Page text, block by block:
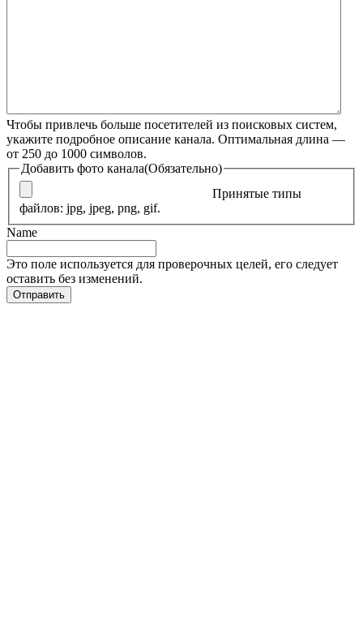
Чтобы привлечь больше посетителей из поисковых систем,
укажите подробное описание канала. Оптимальная длина —
от 250 до 1000 символов.
Добавить фото канала(Обязательно)
Принятые типы
файлов: jpg, jpeg, png, gif.
Name
Это поле используется для проверочных целей, его следует
оставить без изменений.